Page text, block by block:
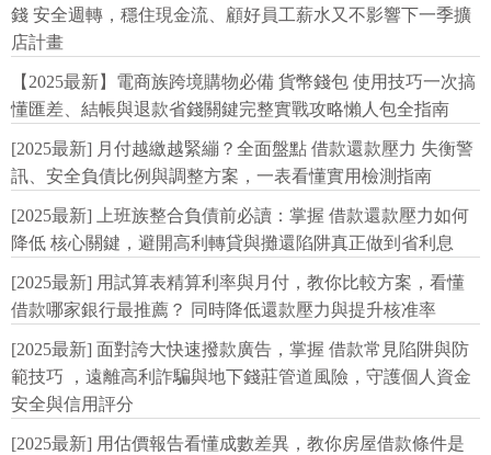
錢 安全週轉，穩住現金流、顧好員工薪水又不影響下一季擴
店計畫
【2025最新】電商族跨境購物必備 貨幣錢包 使用技巧一次搞
懂匯差、結帳與退款省錢關鍵完整實戰攻略懶人包全指南
[2025最新] 月付越繳越緊繃？全面盤點 借款還款壓力 失衡警
訊、安全負債比例與調整方案，一表看懂實用檢測指南
[2025最新] 上班族整合負債前必讀：掌握 借款還款壓力如何
降低 核心關鍵，避開高利轉貸與攤還陷阱真正做到省利息
[2025最新] 用試算表精算利率與月付，教你比較方案，看懂
借款哪家銀行最推薦？ 同時降低還款壓力與提升核准率
[2025最新] 面對誇大快速撥款廣告，掌握 借款常見陷阱與防
範技巧 ，遠離高利詐騙與地下錢莊管道風險，守護個人資金
安全與信用評分
[2025最新] 用估價報告看懂成數差異，教你房屋借款條件是